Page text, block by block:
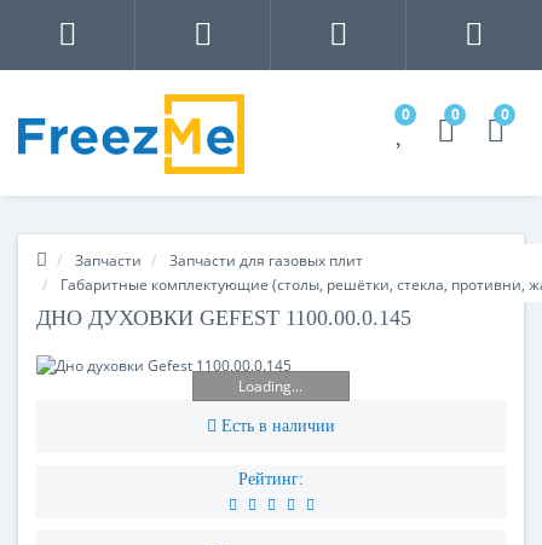
0 0 0
Запчасти
Запчасти для газовых плит
Габаритные комплектующие (столы, решётки, стекла, противни,
ДНО ДУХОВКИ GEFEST 1100.00.0.145
Loading...
Есть в наличии
Рейтинг: